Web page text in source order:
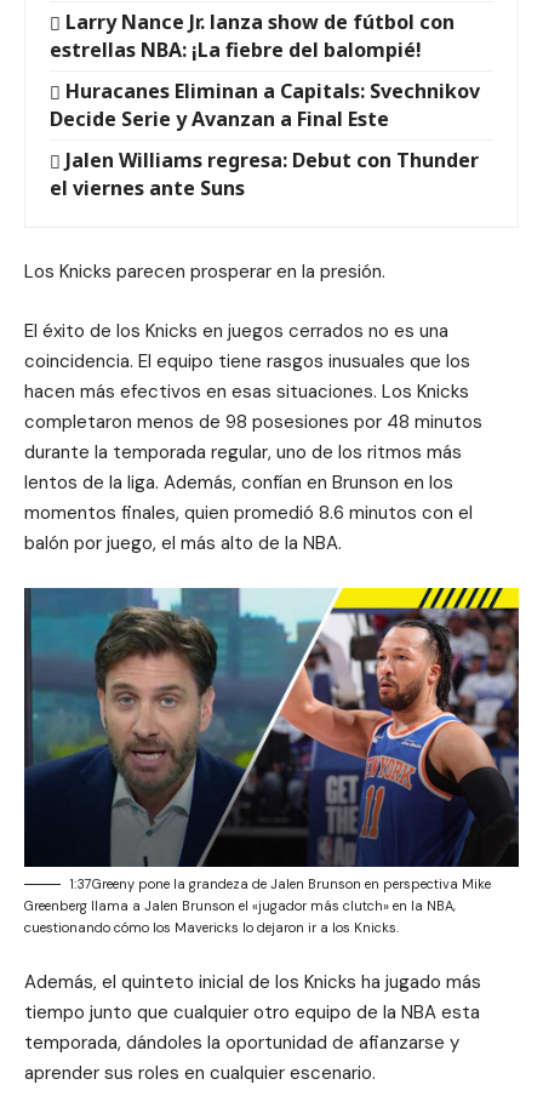
Larry Nance Jr. lanza show de fútbol con
estrellas NBA: ¡La fiebre del balompié!
Huracanes Eliminan a Capitals: Svechnikov
Decide Serie y Avanzan a Final Este
Jalen Williams regresa: Debut con Thunder
el viernes ante Suns
Los Knicks parecen prosperar en la presión.
El éxito de los Knicks en juegos cerrados no es una
coincidencia. El equipo tiene rasgos inusuales que los
hacen más efectivos en esas situaciones. Los Knicks
completaron menos de 98 posesiones por 48 minutos
durante la temporada regular, uno de los ritmos más
lentos de la liga. Además, confían en Brunson en los
momentos finales, quien promedió 8.6 minutos con el
balón por juego, el más alto de la NBA.
1:37Greeny pone la grandeza de Jalen Brunson en perspectiva Mike
Greenberg llama a Jalen Brunson el «jugador más clutch» en la NBA,
cuestionando cómo los Mavericks lo dejaron ir a los Knicks.
Además, el quinteto inicial de los Knicks ha jugado más
tiempo junto que cualquier otro equipo de la NBA esta
temporada, dándoles la oportunidad de afianzarse y
aprender sus roles en cualquier escenario.